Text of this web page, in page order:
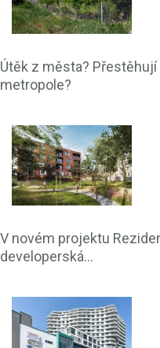
Útěk z města?
metropole?
V novém projektu
developerská...